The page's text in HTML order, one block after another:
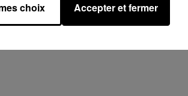
choix Accepter et fermer